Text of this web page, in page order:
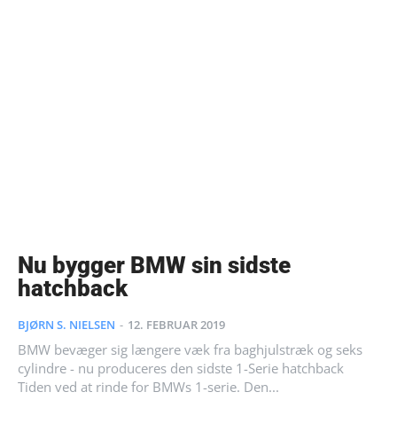
Nu bygger BMW sin sidste
hatchback
BJØRN S. NIELSEN - 12. FEBRUAR 2019
BMW bevæger sig længere væk fra baghjulstræk og seks
cylindre - nu produceres den sidste 1-Serie hatchback
Tiden ved at rinde for BMWs 1-serie. Den...